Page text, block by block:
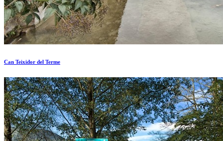
Can Teixidor del Terme